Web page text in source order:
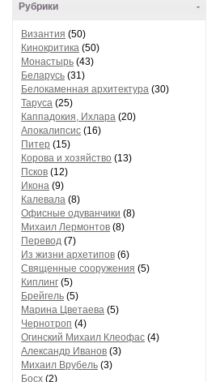
-
Рубрики
Византия (50)
Кинокритика (50)
Монастырь (43)
Беларусь (31)
Белокаменная архитектура (30)
Таруса (25)
Каппадокия, Ихлара (20)
Апокалипсис (16)
Питер (15)
Корова и хозяйство (13)
Псков (12)
Икона (9)
Калевала (8)
Офисные одуванчики (8)
Михаил Лермонтов (8)
Перевод (7)
Из жизни архетипов (6)
Священные сооружения (5)
Киплинг (5)
Брейгель (5)
Марина Цветаева (5)
Чернотроп (4)
Огинский Михаил Клеофас (4)
Александр Иванов (3)
Михаил Врубель (3)
Босх (2)